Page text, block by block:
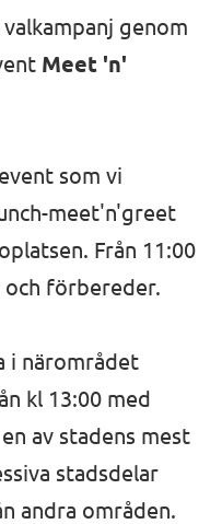
genom
Meet 'n'
som vi
meet'n'greet
. Från 11:00
förbereder.
i närområdet
kl 13:00 med
av stadens mest
stadsdelar
andra områden.